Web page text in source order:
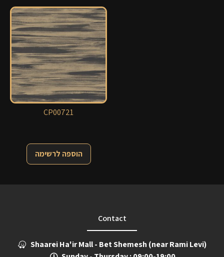
CP00721
הוספה לרשימה
Contact
Shaarei Ha'ir Mall - Bet Shemesh (near Rami Levi)